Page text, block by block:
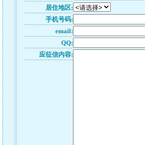
居住地区:
手机号码:
email:
QQ:
应征信内容: